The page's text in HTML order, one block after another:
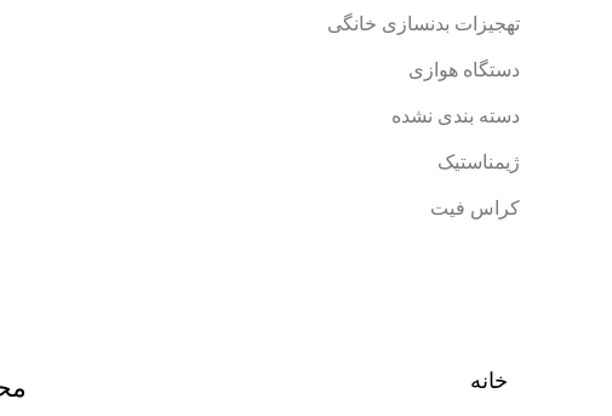
تهجیزات بدنسازی خانگی
دستگاه هوازی
دسته بندی نشده
ژیمناستیک
کراس فیت
خانه